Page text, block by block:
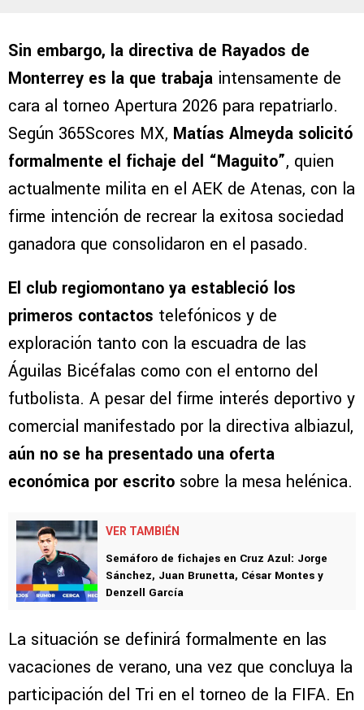
Sin embargo, la directiva de Rayados de
Monterrey es la que trabaja intensamente de
cara al torneo Apertura 2026 para repatriarlo.
Según 365Scores MX, Matías Almeyda solicitó
formalmente el fichaje del “Maguito”, quien
actualmente milita en el AEK de Atenas, con la
firme intención de recrear la exitosa sociedad
ganadora que consolidaron en el pasado.
El club regiomontano ya estableció los
primeros contactos telefónicos y de
exploración tanto con la escuadra de las
Águilas Bicéfalas como con el entorno del
futbolista. A pesar del firme interés deportivo y
comercial manifestado por la directiva albiazul,
aún no se ha presentado una oferta
económica por escrito sobre la mesa helénica.
VER TAMBIÉN
Semáforo de fichajes en Cruz Azul: Jorge
Sánchez, Juan Brunetta, César Montes y
Denzell García
La situación se definirá formalmente en las
vacaciones de verano, una vez que concluya la
participación del Tri en el torneo de la FIFA. En